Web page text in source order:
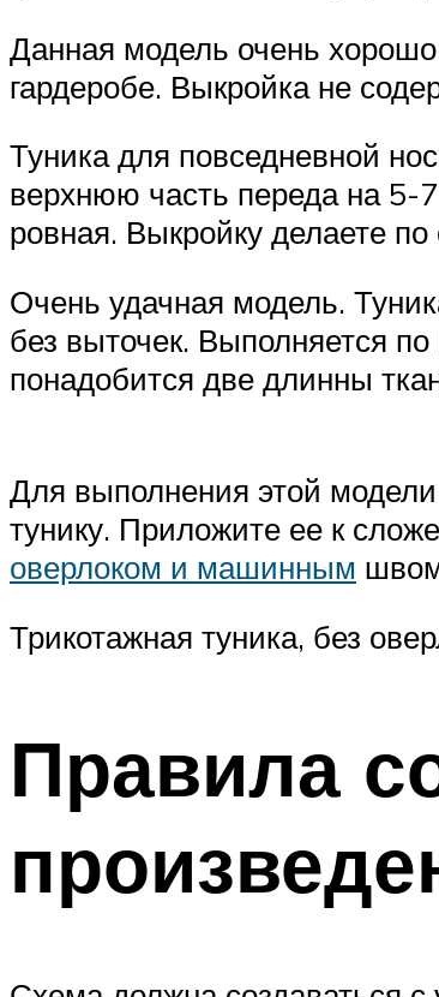
Данная модель очень
гардеробе. Выкройка не
Туника для повседневной
верхнюю часть переда на 5-
ровная. Выкройку делаете
Очень удачная модель.
без выточек. Выполняется
понадобится две длинны
Для выполнения этой
тунику. Приложите ее к
оверлоком и машинным
Трикотажная туника, без
Правила